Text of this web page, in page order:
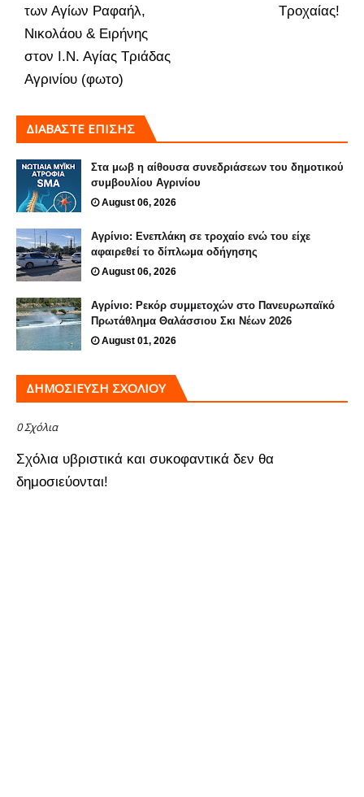
Τροχαίας!
των Αγίων Ραφαήλ,
Νικολάου & Ειρήνης
στον Ι.Ν. Αγίας Τριάδας
Αγρινίου (φωτο)
ΔΙΑΒΑΣΤΕ ΕΠΙΣΗΣ
Στα μωβ η αίθουσα συνεδριάσεων του δημοτικού
συμβουλίου Αγρινίου
August 06, 2026
Αγρίνιο: Ενεπλάκη σε τροχαίο ενώ του είχε
αφαιρεθεί το δίπλωμα οδήγησης
August 06, 2026
Αγρίνιο: Ρεκόρ συμμετοχών στο Πανευρωπαϊκό
Πρωτάθλημα Θαλάσσιου Σκι Νέων 2026
August 01, 2026
ΔΗΜΟΣΊΕΥΣΗ ΣΧΟΛΊΟΥ
0 Σχόλια
Σχόλια υβριστικά και συκοφαντικά δεν θα
δημοσιεύονται!